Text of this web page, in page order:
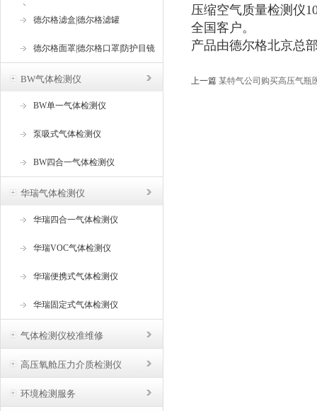
器
德尔格滤盒|德尔格滤罐
德尔格面罩|德尔格口罩|防护目镜
BW气体检测仪
BW单一气体检测仪
泵吸式气体检测仪
BW四合一气体检测仪
华瑞气体检测仪
华瑞四合一气体检测仪
华瑞VOC气体检测仪
华瑞便携式气体检测仪
华瑞固定式气体检测仪
气体检测仪校准维修
高压氧舱压力介质检测仪
环境检测服务
压缩空气质量检测仪
全国客户。
产品由德尔格北京总
上一篇 某特气公司购买高压气瓶